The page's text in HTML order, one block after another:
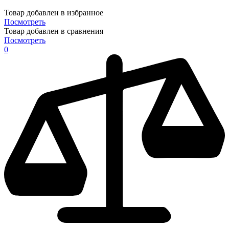
Товар добавлен в избранное
Посмотреть
Товар добавлен в сравнения
Посмотреть
0